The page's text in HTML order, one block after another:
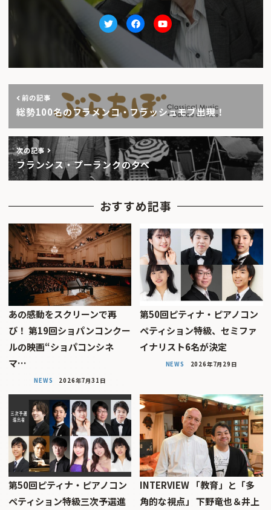
TwitterfacebookYoutube
前の記事
総勢100名のフラメンコ・フラッシュモブ出現！
次の記事
フランシス・プーランクの夕べ
おすすめ記事
あの感動をスクリーンで再
び！ 第19回ショパンコンクー
ルの映画“ショパコンシネ
マ…
NEWS 2026年7月31日
第50回ピティナ・ピアノコン
ペティション特級、セミファ
イナリスト6名が決定
NEWS 2026年7月29日
第50回ピティナ・ピアノコン
ペティション特級三次予選進
INTERVIEW 「教育」と「多
角的な視点」 下野竜也＆井上